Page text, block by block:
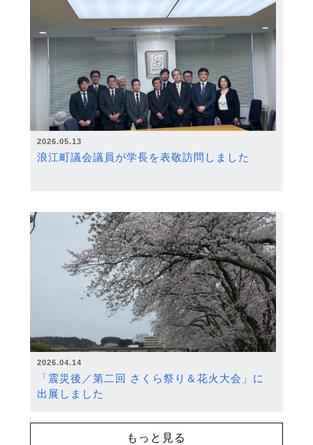
2026.05.13
浪江町議会議員が学長を表敬訪問しました
2026.04.14
「震災後／第二回 さくら祭り＆花火大会」に
出展しました
もっと見る